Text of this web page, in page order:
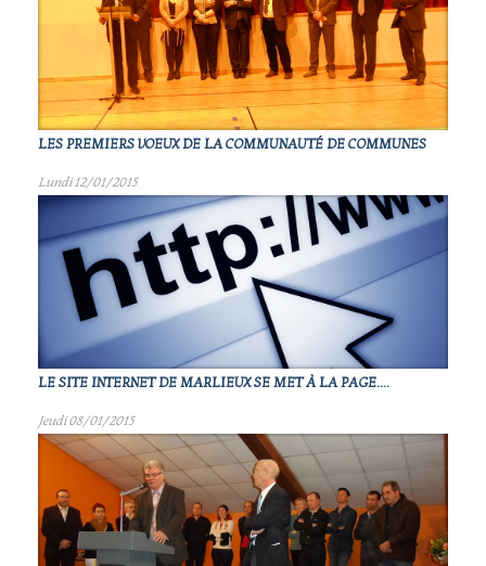
LES PREMIERS VOEUX DE LA COMMUNAUTÉ DE COMMUNES
Lundi 12/01/2015
LE SITE INTERNET DE MARLIEUX SE MET À LA PAGE....
Jeudi 08/01/2015